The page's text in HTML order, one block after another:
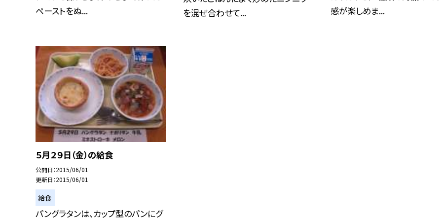
ペーストをぬ...
を混ぜ合わせて...
感が楽しめま...
５月２９日（金）の給食
公開日 2015/06/01
更新日 2015/06/01
給食
パングラタンは、カップ型のパンにグ